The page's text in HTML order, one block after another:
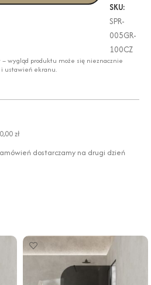
SKU:
SPR-
005GR-
100CZ
wygląd produktu może się nieznacznie
i ustawień ekranu.
zł
dostarczamy na drugi dzień